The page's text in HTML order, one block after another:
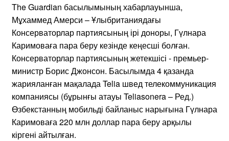
The Guardian басылымының хабарлауынша,
Мұхаммед Амерси – Ұлыбританиядағы
Консерваторлар партиясының ірі доноры, Гүлнара
Каримоваға пара беру кезінде кеңесші болған.
Консерваторлар партиясының жетекшісі - премьер-
министр Борис Джонсон. Басылымда 4 қазанда
жарияланған мақалада Telia швед телекоммуникация
компаниясы (бұрынғы атауы Teliasonera – Ред.)
Өзбекстанның мобильді байланыс нарығына Гүлнара
Каримоваға 220 млн доллар пара беру арқылы
кіргені айтылған.